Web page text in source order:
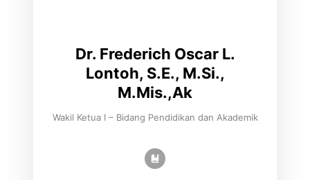
Dr. Frederich Oscar L.
Lontoh, S.E., M.Si.,
M.Mis.,Ak
Wakil Ketua I – Bidang Pendidikan dan Akademik